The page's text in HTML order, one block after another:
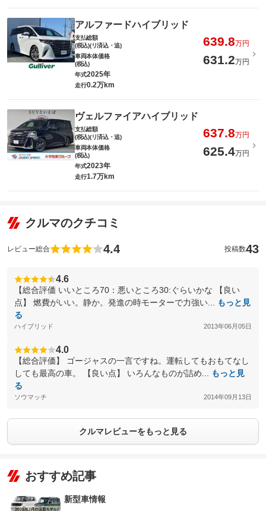
アルファードハイブリッド
支払総額
(税込)(リ済込・追)
639.8万円
車両本体価格
(税込)
631.2万円
年式2025年
走行0.2万km
ヴェルファイアハイブリッド
支払総額
(税込)(リ済込・追)
637.8万円
車両本体価格
(税込)
625.4万円
年式2023年
走行1.7万km
クルマのクチコミ
レビュー総合 4.4 投稿数43
4.6
【総合評価 いいところ70：悪いところ30:ぐらいかな 【良い
点】 燃費がいい。静か。発進の時モーターで力強い...
もっと見
る
ハイブリッド 2013年06月05日
4.0
【総合評価】 ゴージャスの一言ですね。運転してもおもてなし
しても最高の車。 【良い点】 いろんなものが詰め...
もっと見
る
ソウマッチ 2014年09月13日
クルマレビューをもっと見る
おすすめ記事
新型車情報